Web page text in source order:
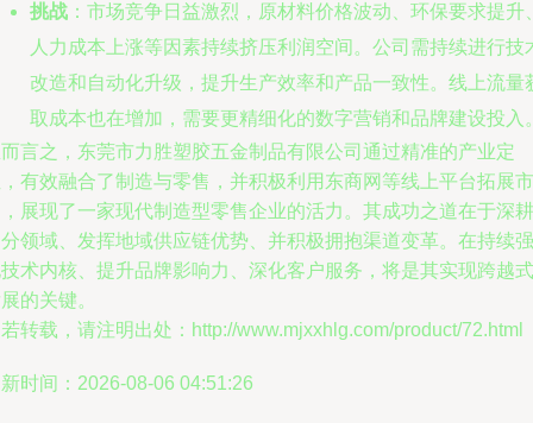
挑战 ：市场竞争日益激烈，原材料价格波动、环保要求提升
人力成本上涨等因素持续挤压利润空间。公司需持续进行技
改造和自动化升级，提升生产效率和产品一致性。线上流量
取成本也在增加，需要更精细化的数字营销和品牌建设投入
言之，东莞市力胜塑胶五金制品有限公司通过精准的产业定
有效融合了制造与零售，并积极利用东商网等线上平台拓展市
展现了一家现代制造型零售企业的活力。其成功之道在于深耕
领域、发挥地域供应链优势、并积极拥抱渠道变革。在持续强
术内核、提升品牌影响力、深化客户服务，将是其实现跨越式
的关键。
转载，请注明出处：http://www.mjxxhlg.com/product/72.html
时间：2026-08-06 04:51:26